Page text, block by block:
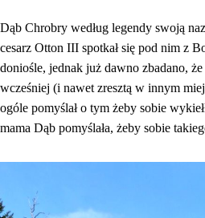
Dąb Chrobry według legendy swoją
cesarz Otton III spotkał się pod nim z
doniośle, jednak już dawno zbadano,
wcześniej (i nawet zresztą w innym
ogóle pomyślał o tym żeby sobie
mama Dąb pomyślała, żeby sobie